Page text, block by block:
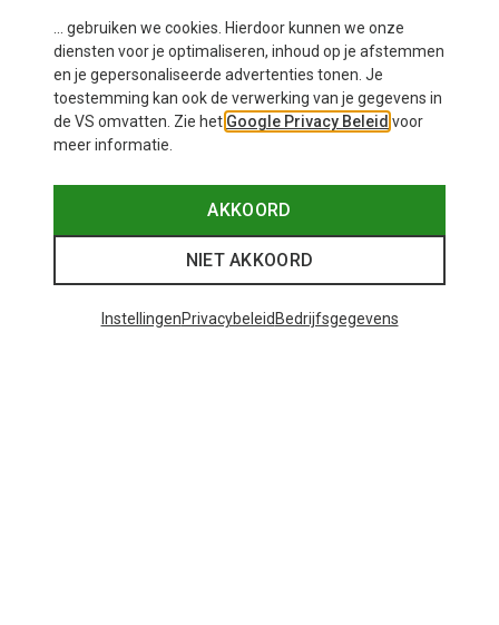
... gebruiken we cookies. Hierdoor kunnen we onze
diensten voor je optimaliseren, inhoud op je afstemmen
en je gepersonaliseerde advertenties tonen. Je
toestemming kan ook de verwerking van je gegevens in
de VS omvatten. Zie het Google Privacy Beleid voor
meer informatie.
AKKOORD
NIET AKKOORD
InstellingenPrivacybeleid Bedrijfsgegevens